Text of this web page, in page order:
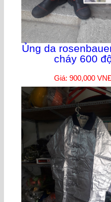
Ủng da
cháy 600
Giá: 900,000